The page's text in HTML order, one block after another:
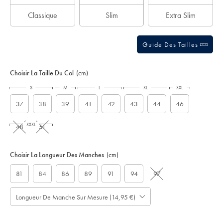
Classique Slim Extra Slim
Guide Des Tailles
Choisir La Taille Du Col (cm)
37 38 39 41 42 43 44 46
48 51
S M L XL XXL
XXXL
Choisir La Longueur Des Manches (cm)
81 84 86 89 91 94 97
Longueur De Manche Sur Mesure (14,95 €)